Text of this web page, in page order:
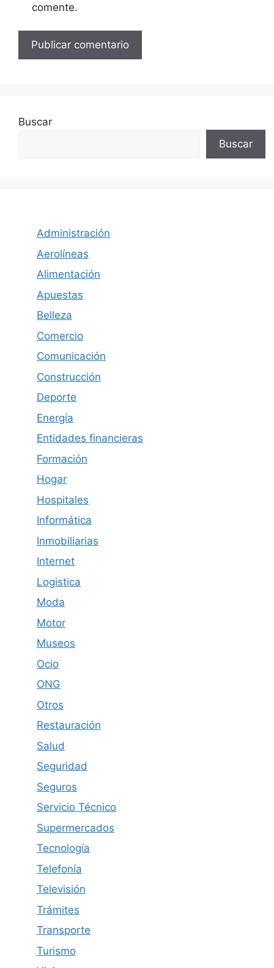
comente.
Buscar
Buscar
Administración
Aerolíneas
Alimentación
Apuestas
Belleza
Comercio
Comunicación
Construcción
Deporte
Energía
Entidades financieras
Formación
Hogar
Hospitales
Informática
Inmobiliarias
Internet
Logistica
Moda
Motor
Museos
Ocio
ONG
Otros
Restauración
Salud
Seguridad
Seguros
Servicio Técnico
Supermercados
Tecnología
Telefonía
Televisión
Trámites
Transporte
Turismo